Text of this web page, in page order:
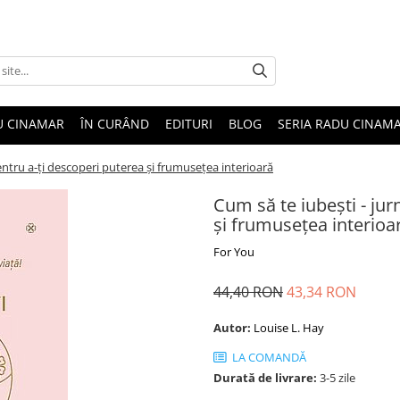
CINAMAR ÎN CURÂND EDITURI BLOG SERIA RADU
a-ţi descoperi puterea şi frumuseţea interioară
Cum să te iubeşti -
şi frumuseţea
For You
44,40 RON43,34 RON
Autor: Louise L. Hay
LA COMANDĂ
Durată de livrare: 3-5 zile